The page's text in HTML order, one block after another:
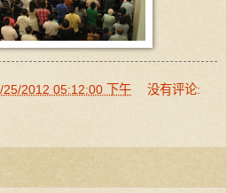
25/2012 05:12:00 下午 没有评论: